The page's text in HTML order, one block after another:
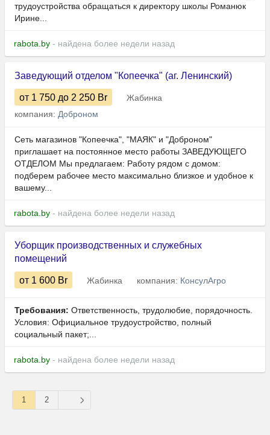
трудоустройства обращаться к директору школы Романюк
Ирине...
rabota.by - найдена более недели назад
Заведующий отделом "Копеечка" (аг. Ленинский)
от 1 750 до 2 250 Br
Жабинка
компания: Доброном
Сеть магазинов "Копеечка", "МАЯК" и "Доброном"
приглашает на постоянное место работы ЗАВЕДУЮЩЕГО
ОТДЕЛОМ Мы предлагаем: Работу рядом с домом:
подберем рабочее место максимально близкое и удобное к
вашему...
rabota.by - найдена более недели назад
Уборщик производственных и служебных
помещений
от 1 600 Br Жабинка компания: КонсулАгро
Требования: Ответственность, трудолюбие, порядочность.
Условия: Официальное трудоустройство, полный
социальный пакет;...
rabota.by - найдена более недели назад
1 2